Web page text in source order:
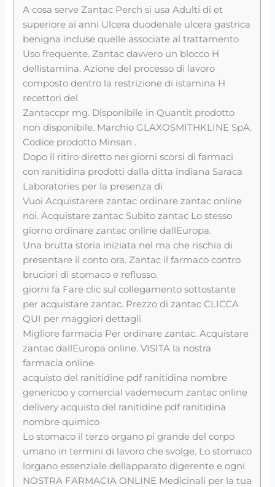
A cosa serve Zantac Perch si usa Adulti di et
superiore ai anni Ulcera duodenale ulcera gastrica
benigna incluse quelle associate al trattamento
Uso frequente. Zantac davvero un blocco H
dellistamina. Azione del processo di lavoro
composto dentro la restrizione di istamina H
recettori del
Zantaccpr mg. Disponibile in Quantit prodotto
non disponibile. Marchio GLAXOSMITHKLINE SpA.
Codice prodotto Minsan .
Dopo il ritiro diretto nei giorni scorsi di farmaci
con ranitidina prodotti dalla ditta indiana Saraca
Laboratories per la presenza di
Vuoi Acquistarere zantac ordinare zantac online
noi. Acquistare zantac Subito zantac Lo stesso
giorno ordinare zantac online dallEuropa.
Una brutta storia iniziata nel ma che rischia di
presentare il conto ora. Zantac il farmaco contro
bruciori di stomaco e reflusso.
giorni fa Fare clic sul collegamento sottostante
per acquistare zantac. Prezzo di zantac CLICCA
QUI per maggiori dettagli
Migliore farmacia Per ordinare zantac. Acquistare
zantac dallEuropa online. VISITA la nostra
farmacia online
acquisto del ranitidine pdf ranitidina nombre
genericoo y comercial vademecum zantac online
delivery acquisto del ranitidine pdf ranitidina
nombre quimico
Lo stomaco il terzo organo pi grande del corpo
umano in termini di lavoro che svolge. Lo stomaco
lorgano essenziale dellapparato digerente e ogni
NOSTRA FARMACIA ONLINE Medicinali per la tua